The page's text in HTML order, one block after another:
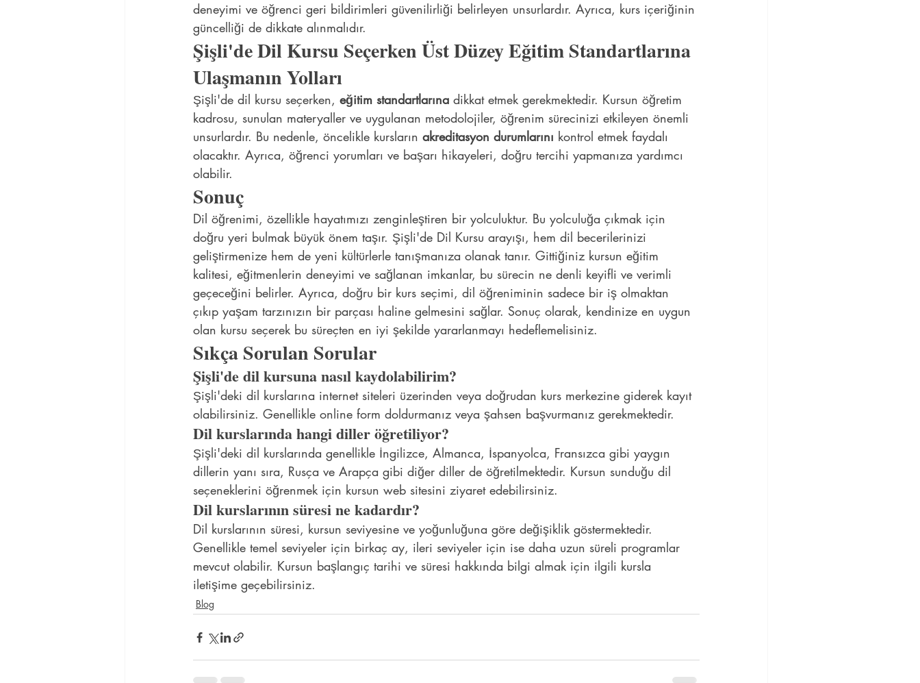
deneyimi ve öğrenci geri bildirimleri güvenilirliği belirleyen unsurlardır. Ayrıca, kurs içeriğinin
güncelliği de dikkate alınmalıdır.
Şişli'de Dil Kursu Seçerken Üst Düzey Eğitim Standartlarına
Ulaşmanın Yolları
Şişli'de dil kursu seçerken, eğitim standartlarına dikkat etmek gerekmektedir. Kursun öğretim
kadrosu, sunulan materyaller ve uygulanan metodolojiler, öğrenim sürecinizi etkileyen önemli
unsurlardır. Bu nedenle, öncelikle kursların akreditasyon durumlarını kontrol etmek faydalı
olacaktır. Ayrıca, öğrenci yorumları ve başarı hikayeleri, doğru tercihi yapmanıza yardımcı
olabilir.
Sonuç
Dil öğrenimi, özellikle hayatımızı zenginleştiren bir yolculuktur. Bu yolculuğa çıkmak için
doğru yeri bulmak büyük önem taşır. Şişli'de Dil Kursu arayışı, hem dil becerilerinizi
geliştirmenize hem de yeni kültürlerle tanışmanıza olanak tanır. Gittiğiniz kursun eğitim
kalitesi, eğitmenlerin deneyimi ve sağlanan imkanlar, bu sürecin ne denli keyifli ve verimli
geçeceğini belirler. Ayrıca, doğru bir kurs seçimi, dil öğreniminin sadece bir iş olmaktan
çıkıp yaşam tarzınızın bir parçası haline gelmesini sağlar. Sonuç olarak, kendinize en uygun
olan kursu seçerek bu süreçten en iyi şekilde yararlanmayı hedeflemelisiniz.
Sıkça Sorulan Sorular
Şişli'de dil kursuna nasıl kaydolabilirim?
Şişli'deki dil kurslarına internet siteleri üzerinden veya doğrudan kurs merkezine giderek kayıt
olabilirsiniz. Genellikle online form doldurmanız veya şahsen başvurmanız gerekmektedir.
Dil kurslarında hangi diller öğretiliyor?
Şişli'deki dil kurslarında genellikle İngilizce, Almanca, İspanyolca, Fransızca gibi yaygın
dillerin yanı sıra, Rusça ve Arapça gibi diğer diller de öğretilmektedir. Kursun sunduğu dil
seçeneklerini öğrenmek için kursun web sitesini ziyaret edebilirsiniz.
Dil kurslarının süresi ne kadardır?
Dil kurslarının süresi, kursun seviyesine ve yoğunluğuna göre değişiklik göstermektedir.
Genellikle temel seviyeler için birkaç ay, ileri seviyeler için ise daha uzun süreli programlar
mevcut olabilir. Kursun başlangıç tarihi ve süresi hakkında bilgi almak için ilgili kursla
iletişime geçebilirsiniz.
Blog